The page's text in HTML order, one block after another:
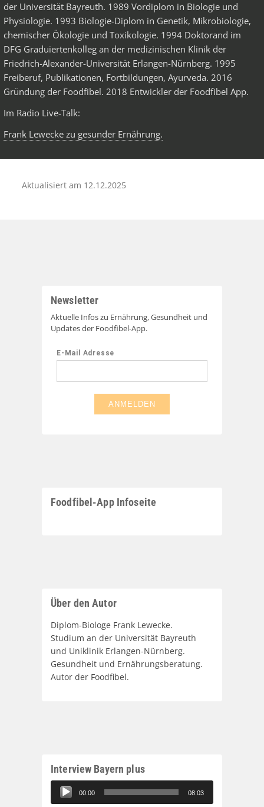
der Universität Bayreuth. 1989 Vordiplom in Biologie und
Physiologie. 1993 Biologie-Diplom in Genetik, Mikrobiologie,
chemischer Ökologie und Toxikologie. 1994 Doktorand im
DFG Graduiertenkolleg an der medizinischen Klinik der
Friedrich-Alexander-Universität Erlangen-Nürnberg. 1995
Freiberuf, Publikationen, Fortbildungen, Ayurveda. 2016
Gründung der Foodfibel. 2018 Entwickler der Foodfibel App.
Im Radio Live-Talk:
Frank Lewecke zu gesunder Ernährung.
Aktualisiert am 12.12.2025
Newsletter
Aktuelle Infos zu Ernährung, Gesundheit und
Updates der Foodfibel-App.
Foodfibel-App Infoseite
Über den Autor
Diplom-Biologe Frank Lewecke.
Studium an der Universität Bayreuth
und Uniklinik Erlangen-Nürnberg.
Gesundheit und Ernährungsberatung.
Autor der Foodfibel.
Interview Bayern plus
Audio-
Player
00:00 08:03